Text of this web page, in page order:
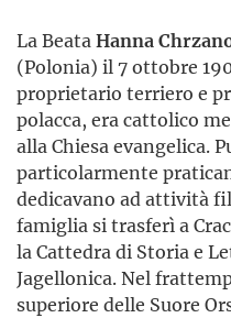
La BeataHanna
(Polonia) il 7 ottobre
proprietario terriero e
polacca, era cattolico
alla Chiesa evangelica.
particolarmente
dedicavano ad attività
famiglia si trasferì a
la Cattedra di Storia e
Jagellonica. Nel
superiore delle Suore